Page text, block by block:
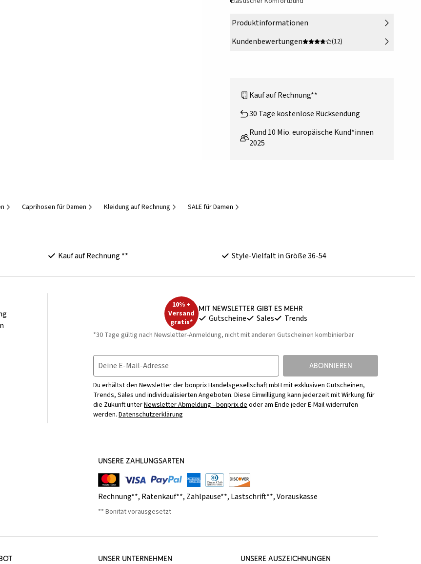
Produktinformationen
Kundenbewertungen
(12)
Kauf auf Rechnung**
30 Tage kostenlose Rücksendung
Rund 10 Mio. europäische Kund*innen
2025
Caprihosen für Damen Kleidung auf Rechnung SALE für Damen
Kauf auf Rechnung ** Style-Vielfalt in Größe 36-54
10% +
Versand
gratis*
Mit Newsletter gibt es mehr
Gutscheine Sales Trends
*30 Tage gültig nach Newsletter-Anmeldung, nicht mit anderen Gutscheinen kombinierbar
Deine E-Mail-Adresse ABONNIEREN
Du erhältst den Newsletter der bonprix Handelsgesellschaft mbH mit exklusiven Gutscheinen,
Trends, Sales und individualisierten Angeboten. Diese Einwilligung kann jederzeit mit Wirkung für
die Zukunft unterNewsletter Abmeldung - bonprix.deoder am Ende jeder E-Mail widerrufen
werden. Datenschutzerklärung
UNSERE ZAHLUNGSARTEN
Rechnung**, Ratenkauf**, Zahlpause**, Lastschrift**,Vorauskasse
** Bonität vorausgesetzt
UNSER UNTERNEHMEN UNSERE AUSZEICHNUNGEN